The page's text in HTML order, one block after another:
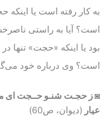
به کار رفته است یا
است؟ آیا به راستی
بود یا اینکه «حجت» تنها
است؟ وی درباره خود
◙ ز حجـت شنـو حــجت ای
عیار (دیوان، ص60)